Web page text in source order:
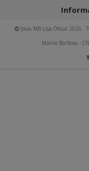
Joias MB Loja Oficial 2026 -
Marcio Barbosa -